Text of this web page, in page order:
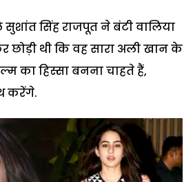
सिंह राजपूत ने बंटी वालिया
छोड़ी थी कि वह सारा अली खान के
का हिस्सा बनना चाहते हैं,
करेंगे.